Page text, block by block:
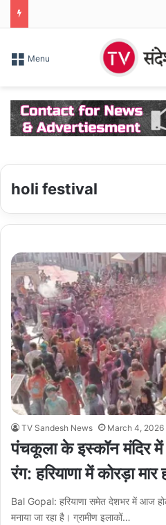
Menu
holi festival
TV Sandesh News March 4, 2026
पंचकूला के इस्कॉन मंदिर में
रंग: हरियाणा में कोरड़ा मार
Bal Gopal: हरियाणा समेत देशभर में आज
मनाया जा रहा है। ग्रामीण इलाकों…